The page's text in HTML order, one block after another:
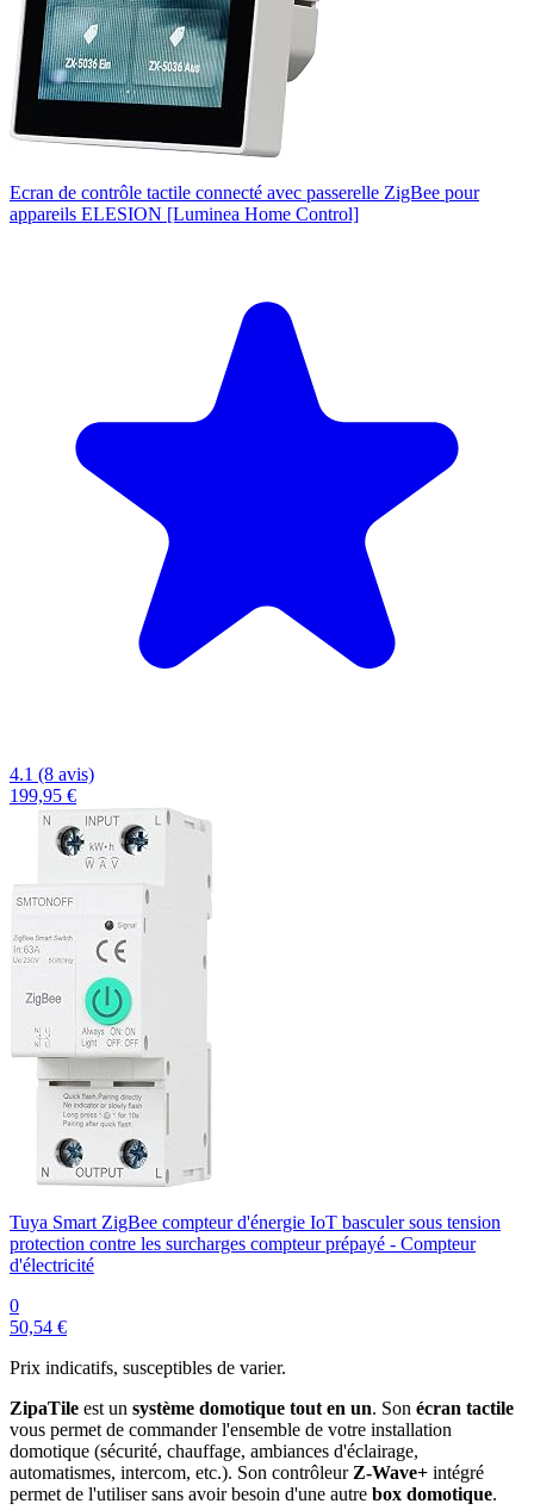
Ecran de contrôle tactile connecté avec passerelle ZigBee pour
appareils ELESION [Luminea Home Control]
4.1 (8 avis)
199,95 €
Tuya Smart ZigBee compteur d'énergie IoT basculer sous tension
protection contre les surcharges compteur prépayé - Compteur
d'électricité
0
50,54 €
Prix indicatifs, susceptibles de varier.
ZipaTile est un système domotique tout en un. Son écran tactile
vous permet de commander l'ensemble de votre installation
domotique (sécurité, chauffage, ambiances d'éclairage,
automatismes, intercom, etc.). Son contrôleur Z-Wave+ intégré
permet de l'utiliser sans avoir besoin d'une autre box domotique.